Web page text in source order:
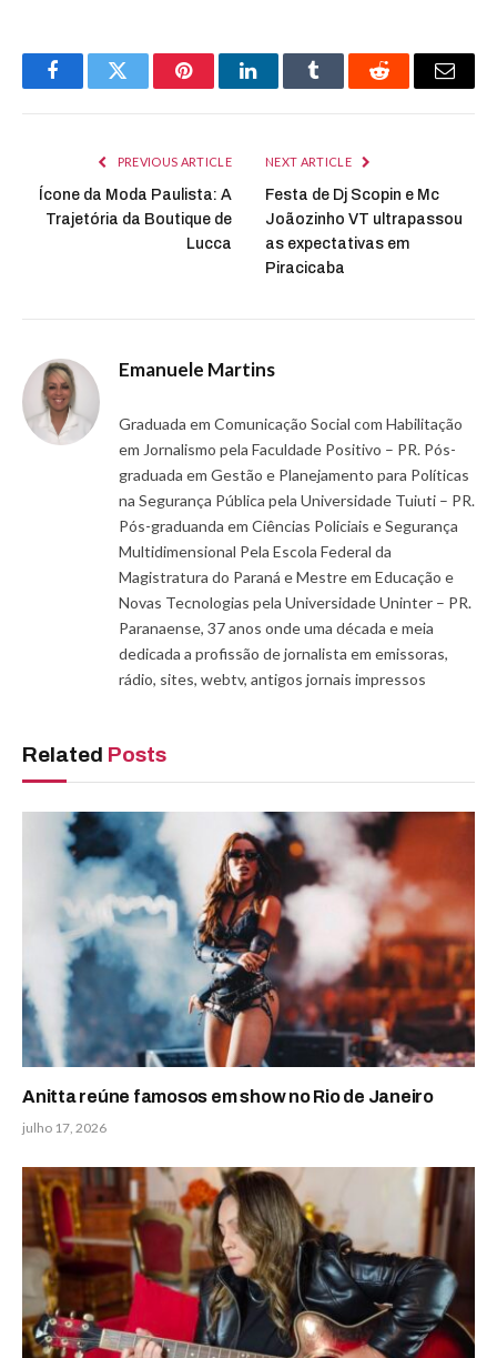
FacebookTwitter PinterestLinkedInTumblr Reddit Email
PREVIOUS ARTICLE
Ícone da Moda Paulista: A
Trajetória da Boutique de
Lucca
NEXT ARTICLE
Festa de Dj Scopin e Mc
Joãozinho VT ultrapassou
as expectativas em
Piracicaba
Emanuele Martins
Graduada em Comunicação Social com Habilitação
em Jornalismo pela Faculdade Positivo – PR. Pós-
graduada em Gestão e Planejamento para Políticas
na Segurança Pública pela Universidade Tuiuti – PR.
Pós-graduanda em Ciências Policiais e Segurança
Multidimensional Pela Escola Federal da
Magistratura do Paraná e Mestre em Educação e
Novas Tecnologias pela Universidade Uninter – PR.
Paranaense, 37 anos onde uma década e meia
dedicada a profissão de jornalista em emissoras,
rádio, sites, webtv, antigos jornais impressos
Related Posts
Anitta reúne famosos em show no Rio de Janeiro
julho 17, 2026